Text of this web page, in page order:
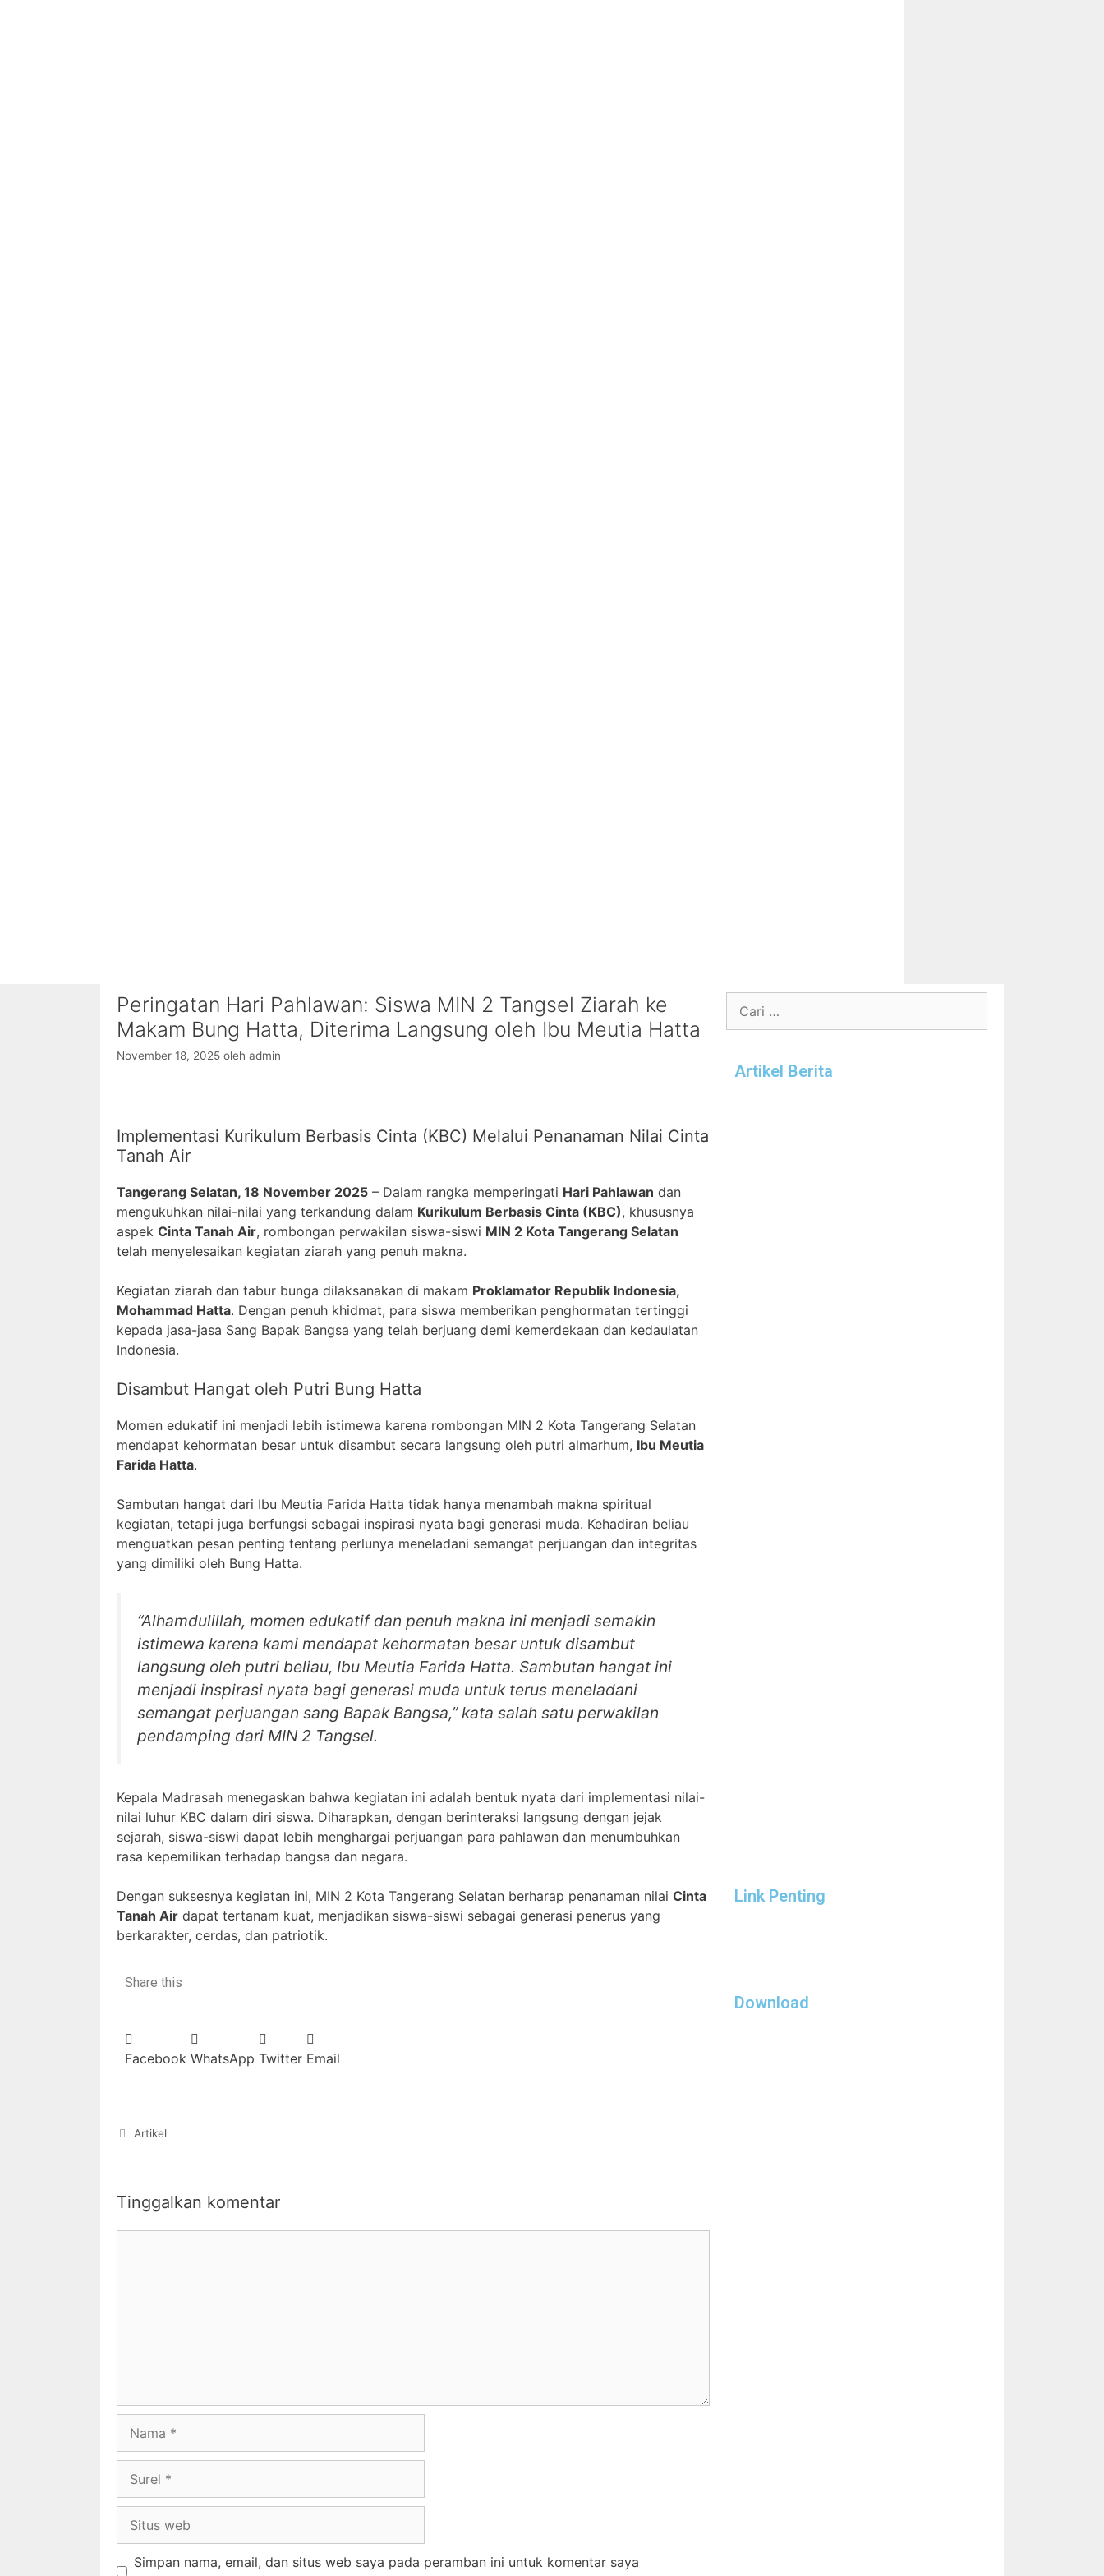
Peringatan Hari Pahlawan: Siswa MIN 2 Tangsel Ziarah ke
Makam Bung Hatta, Diterima Langsung oleh Ibu Meutia Hatta
November 18, 2025 oleh admin
Implementasi Kurikulum Berbasis Cinta (KBC) Melalui Penanaman Nilai Cinta
Tanah Air
Tangerang Selatan, 18 November 2025 – Dalam rangka memperingati Hari Pahlawan dan
mengukuhkan nilai-nilai yang terkandung dalam Kurikulum Berbasis Cinta (KBC), khususnya
aspek Cinta Tanah Air, rombongan perwakilan siswa-siswi MIN 2 Kota Tangerang Selatan
telah menyelesaikan kegiatan ziarah yang penuh makna.
Kegiatan ziarah dan tabur bunga dilaksanakan di makam Proklamator Republik Indonesia,
Mohammad Hatta. Dengan penuh khidmat, para siswa memberikan penghormatan tertinggi
kepada jasa-jasa Sang Bapak Bangsa yang telah berjuang demi kemerdekaan dan kedaulatan
Indonesia.
Disambut Hangat oleh Putri Bung Hatta
Momen edukatif ini menjadi lebih istimewa karena rombongan MIN 2 Kota Tangerang Selatan
mendapat kehormatan besar untuk disambut secara langsung oleh putri almarhum, Ibu Meutia
Farida Hatta.
Sambutan hangat dari Ibu Meutia Farida Hatta tidak hanya menambah makna spiritual
kegiatan, tetapi juga berfungsi sebagai inspirasi nyata bagi generasi muda. Kehadiran beliau
menguatkan pesan penting tentang perlunya meneladani semangat perjuangan dan integritas
yang dimiliki oleh Bung Hatta.
“Alhamdulillah, momen edukatif dan penuh makna ini menjadi semakin
istimewa karena kami mendapat kehormatan besar untuk disambut
langsung oleh putri beliau, Ibu Meutia Farida Hatta. Sambutan hangat ini
menjadi inspirasi nyata bagi generasi muda untuk terus meneladani
semangat perjuangan sang Bapak Bangsa,” kata salah satu perwakilan
pendamping dari MIN 2 Tangsel.
Kepala Madrasah menegaskan bahwa kegiatan ini adalah bentuk nyata dari implementasi nilai-
nilai luhur KBC dalam diri siswa. Diharapkan, dengan berinteraksi langsung dengan jejak
sejarah, siswa-siswi dapat lebih menghargai perjuangan para pahlawan dan menumbuhkan
rasa kepemilikan terhadap bangsa dan negara.
Dengan suksesnya kegiatan ini, MIN 2 Kota Tangerang Selatan berharap penanaman nilai Cinta
Tanah Air dapat tertanam kuat, menjadikan siswa-siswi sebagai generasi penerus yang
berkarakter, cerdas, dan patriotik.
Share this
Facebook WhatsApp Twitter Email
Artikel
Tinggalkan komentar
Simpan nama, email, dan situs web saya pada peramban ini untuk komentar saya
Artikel Berita
Link Penting
Download